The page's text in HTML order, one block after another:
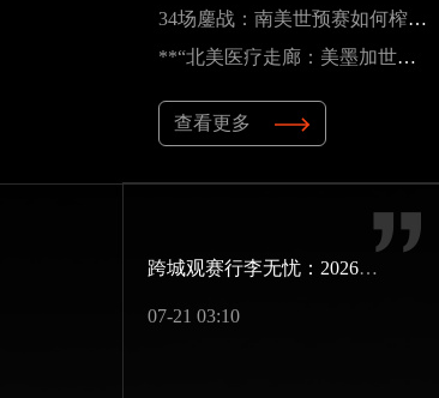
34场鏖战：南美世预赛如何榨干传奇老将的最后一滴血
**“北美医疗走廊：美墨加世界杯应急资源的隐形博弈”**
查看更多
跨城观赛行李无忧：2026世界杯单场票专属行李“门到门”跨城速达方案
07-21 03:10